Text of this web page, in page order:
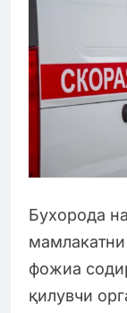
Бухорода
мамлакатни
фожиа
қилувчи